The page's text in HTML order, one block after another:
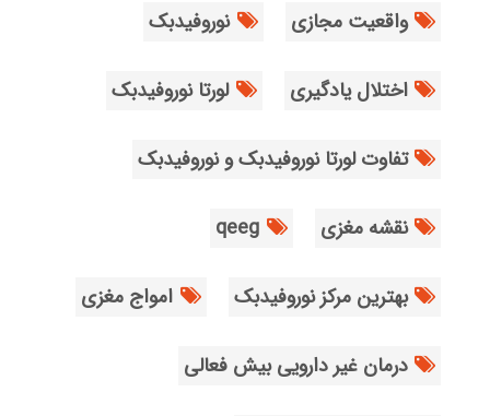
واقعیت مجازی نوروفیدبک
اختلال یادگیری لورتا نوروفیدبک
تفاوت لورتا نوروفیدبک و نوروفیدبک
نقشه مغزی qeeg
بهترین مرکز نوروفیدبک امواج مغزی
درمان غیر دارویی بیش فعالی